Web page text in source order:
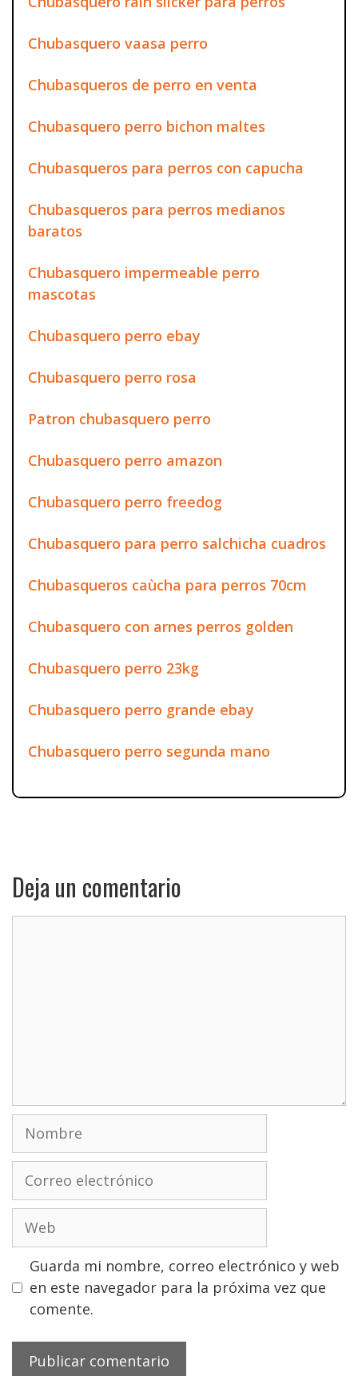
Chubasquero vaasa perro
Chubasqueros de perro en venta
Chubasquero perro bichon maltes
Chubasqueros para perros con capucha
Chubasqueros para perros medianos
baratos
Chubasquero impermeable perro
mascotas
Chubasquero perro ebay
Chubasquero perro rosa
Patron chubasquero perro
Chubasquero perro amazon
Chubasquero perro freedog
Chubasquero para perro salchicha cuadros
Chubasqueros caùcha para perros 70cm
Chubasquero con arnes perros golden
Chubasquero perro 23kg
Chubasquero perro grande ebay
Chubasquero perro segunda mano
Deja un comentario
Nombre
electrónico
Guarda mi nombre, correo electrónico y web
en este navegador para la próxima vez que
comente.